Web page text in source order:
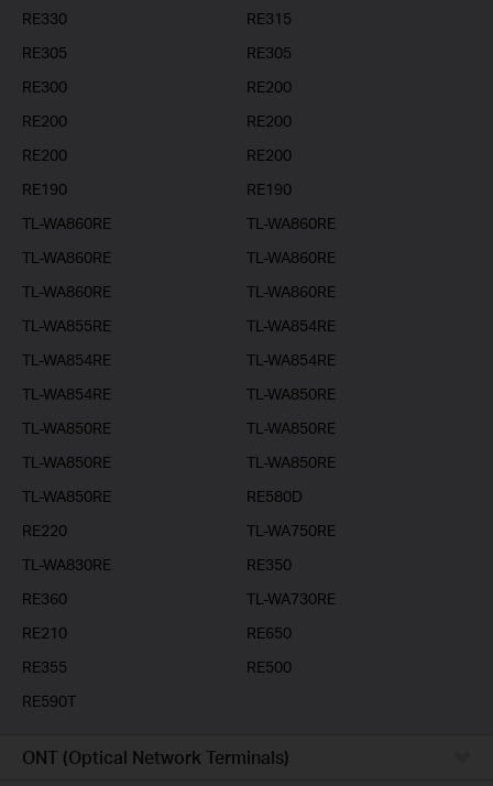
RE330
RE315
RE305
RE305
RE300
RE200
RE200
RE200
RE200
RE200
RE190
RE190
TL-WA860RE
TL-WA860RE
TL-WA860RE
TL-WA860RE
TL-WA860RE
TL-WA860RE
TL-WA855RE
TL-WA854RE
TL-WA854RE
TL-WA854RE
TL-WA854RE
TL-WA850RE
TL-WA850RE
TL-WA850RE
TL-WA850RE
TL-WA850RE
TL-WA850RE
RE580D
RE220
TL-WA750RE
TL-WA830RE
RE350
RE360
TL-WA730RE
RE210
RE650
RE355
RE500
RE590T
ONT (Optical Network Terminals)